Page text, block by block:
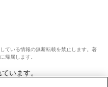
ている情報の無断転載を禁止します。著
帰属します。
います。